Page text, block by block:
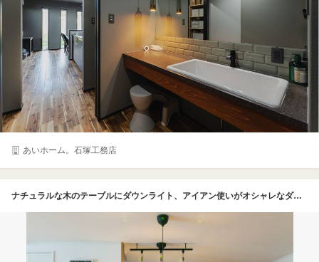
あいホーム。石塚工務店
ナチュラルな木のテーブルにダウンライト、アイアン使いがオシャレなダイニング。キッチンの壁は優しいグレーのアクセントクロス